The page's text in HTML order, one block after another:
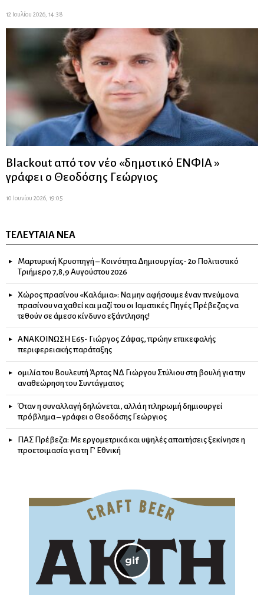
12 Ιουλίου 2026, 14:38
Blackout από τον νέο «δημοτικό ΕΝΦΙΑ »
γράφει ο Θεοδόσης Γεώργιος
10 Ιουνίου 2026, 19:05
ΤΕΛΕΥΤΑΊΑ ΝΈΑ
Μαρτυρική Κρυοπηγή – Κοινότητα Δημιουργίας- 2ο Πολιτιστικό
Τριήμερο 7,8,9 Αυγούστου 2026
Χώρος πρασίνου «Καλάμια»: Να μην αφήσουμε έναν πνεύμονα
πρασίνου να χαθεί και μαζί του οι Ιαματικές Πηγές Πρέβεζας να
τεθούν σε άμεσο κίνδυνο εξάντλησης!
ΑΝΑΚΟΙΝΩΣΗ Ε65- Γιώργος Ζάψας, πρώην επικεφαλής
περιφερειακής παράταξης
ομιλία του Βουλευτή Άρτας ΝΔ Γιώργου Στύλιου στη βουλή για την
αναθεώρηση του Συντάγματος
Όταν η συναλλαγή δηλώνεται, αλλά η πληρωμή δημιουργεί
πρόβλημα – γράφει ο Θεοδόσης Γεώργιος
ΠΑΣ Πρέβεζα: Με εργομετρικά και υψηλές απαιτήσεις ξεκίνησε η
προετοιμασία για τη Γ’ Εθνική